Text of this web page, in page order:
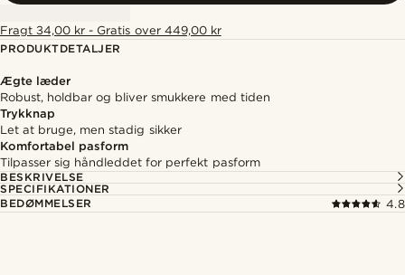
Fragt 34,00 kr - Gratis over 449,00 kr
PRODUKTDETALJER
Ægte læder
Robust, holdbar og bliver smukkere med tiden
Trykknap
Let at bruge, men stadig sikker
Komfortabel pasform
Tilpasser sig håndleddet for perfekt pasform
BESKRIVELSE
SPECIFIKATIONER
BEDØMMELSER
4.8